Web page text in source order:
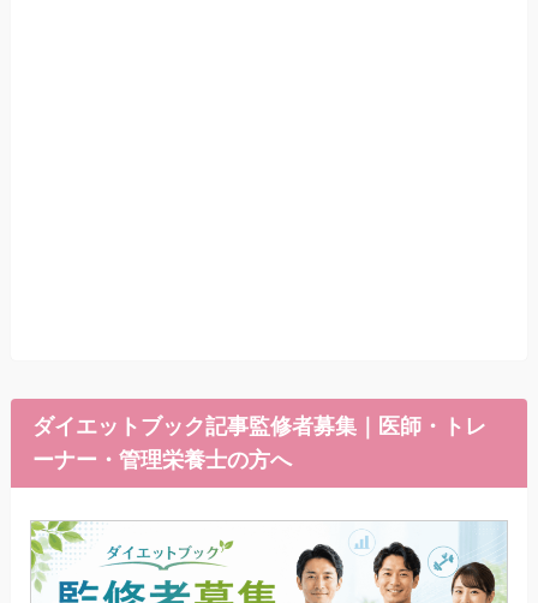
ダイエットブック記事監修者募集｜医師・トレ
ーナー・管理栄養士の方へ